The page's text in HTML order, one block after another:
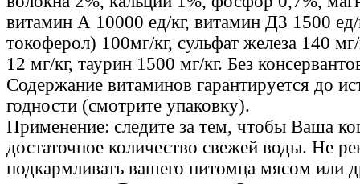
витамин А 10000 ед/кг, витамин Д3 1500
токоферол) 100мг/кг, сульфат железа 140
12 мг/кг, таурин 1500 мг/кг. Без
Содержание витаминов гарантируется до
годности (смотрите упаковку).
Применение: следите за тем, чтобы Ваша
достаточное количество свежей воды. Не
подкармливать вашего питомца мясом или